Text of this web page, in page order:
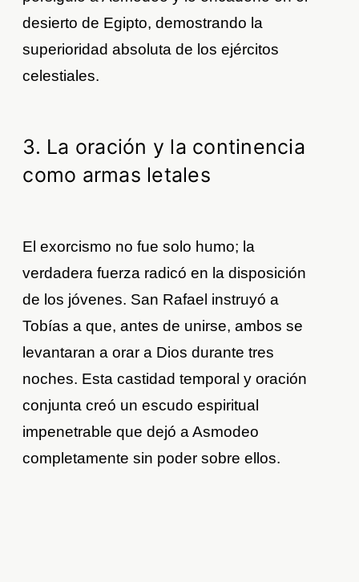
desierto de Egipto, demostrando la
superioridad absoluta de los ejércitos
celestiales.
3. La oración y la continencia
como armas letales
El exorcismo no fue solo humo; la
verdadera fuerza radicó en la disposición
de los jóvenes. San Rafael instruyó a
Tobías a que, antes de unirse, ambos se
levantaran a orar a Dios durante tres
noches. Esta castidad temporal y oración
conjunta creó un escudo espiritual
impenetrable que dejó a Asmodeo
completamente sin poder sobre ellos.